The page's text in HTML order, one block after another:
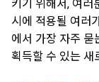
키기 위해서, 여러
시에 적용될 여러
에서 가장 자주 묻
획득할 수 있는 새